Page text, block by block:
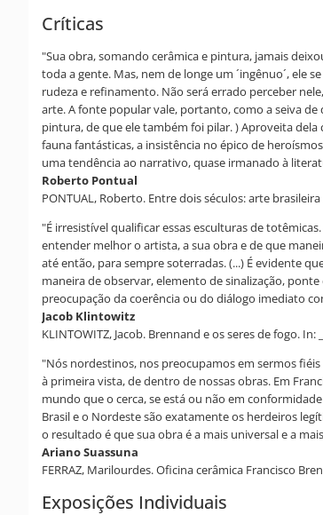
Críticas
"Sua obra, somando cerâmica e pintura, jamais
toda a gente. Mas, nem de longe um ´ingênuo´, ele
rudeza e refinamento. Não será errado perceber
arte. A fonte popular vale, portanto, como a seiva
pintura, de que ele também foi pilar. ) Aproveita
fauna fantásticas, a insistência no épico de
uma tendência ao narrativo, quase irmanado à
Roberto Pontual
PONTUAL, Roberto. Entre dois séculos: arte
"É irresistível qualificar essas esculturas de
entender melhor o artista, a sua obra e de que
até então, para sempre soterradas. (...) É evidente
maneira de observar, elemento de sinalização,
preocupação da coerência ou do diálogo imediato
Jacob Klintowitz
KLINTOWITZ, Jacob. Brennand e os seres de fogo. In:
"Nós nordestinos, nos preocupamos em sermos
à primeira vista, de dentro de nossas obras. Em
mundo que o cerca, se está ou não em
Brasil e o Nordeste são exatamente os herdeiros
o resultado é que sua obra é a mais universal e a
Ariano Suassuna
FERRAZ, Marilourdes. Oficina cerâmica Francisco
Exposições Individuais